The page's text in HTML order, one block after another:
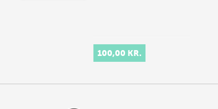
100,00 KR.